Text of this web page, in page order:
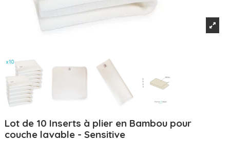
Lot de 10 Inserts à plier en Bambou pour
couche lavable - Sensitive